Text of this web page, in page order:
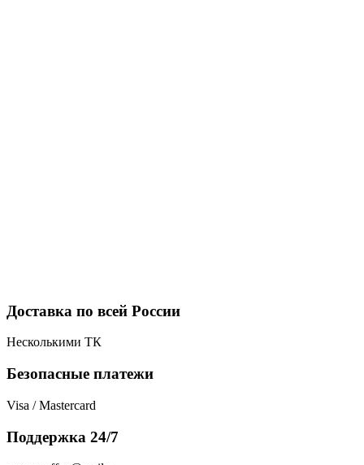
Доставка по всей России
Несколькими ТК
Безопасные платежи
Visa / Mastercard
Поддержка 24/7